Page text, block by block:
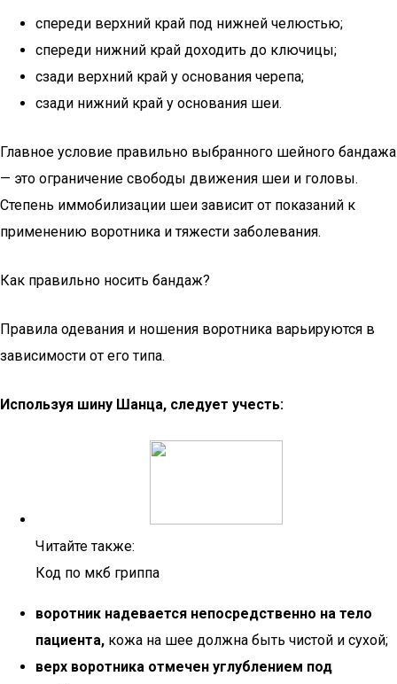
спереди верхний край под нижней челюстью;
спереди нижний край доходить до ключицы;
сзади верхний край у основания черепа;
сзади нижний край у основания шеи.
Главное условие правильно выбранного шейного бандажа
— это ограничение свободы движения шеи и головы.
Степень иммобилизации шеи зависит от показаний к
применению воротника и тяжести заболевания.
Как правильно носить бандаж?
Правила одевания и ношения воротника варьируются в
зависимости от его типа.
Используя шину Шанца, следует учесть:
Читайте также:
Код по мкб гриппа
воротник надевается непосредственно на тело
пациента, кожа на шее должна быть чистой и сухой;
верх воротника отмечен углублением под